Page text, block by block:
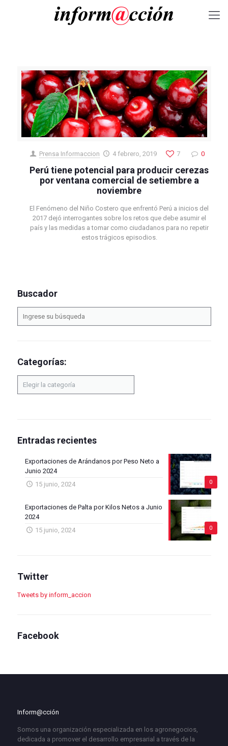
Prensa Informaccion 4 febrero, 2019 7 0
Perú tiene potencial para producir cerezas
por ventana comercial de setiembre a
noviembre
El Fenómeno del Niño Costero que enfrentó Perú a inicios del
2017 dejó interrogantes sobre los retos que debe asumir el
país y las medidas a tomar como ciudadanos para no repetir
estos trágicos episodios.
Buscador
Categorías:
Entradas recientes
0
Exportaciones de Arándanos por Peso Neto a
Junio 2024
15 junio, 2024
0
Exportaciones de Palta por Kilos Netos a Junio
2024
15 junio, 2024
Twitter
Tweets by inform_accion
Facebook
Inform@cción
Somos una organización especializada en los agronegocios,
dedicada a promover el desarrollo empresarial a través de la